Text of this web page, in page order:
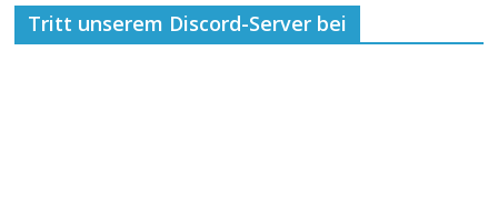
Tritt unserem Discord-Server bei